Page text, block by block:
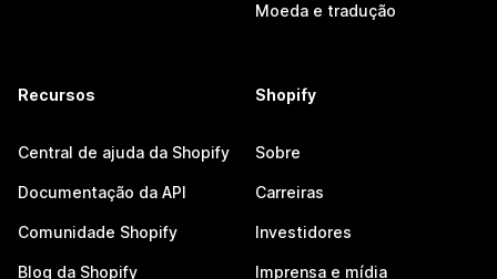
Moeda e tradução
Recursos
Central de ajuda da Shopify
Documentação da API
Comunidade Shopify
Blog da Shopify
Shopify
Sobre
Carreiras
Investidores
Imprensa e mídia